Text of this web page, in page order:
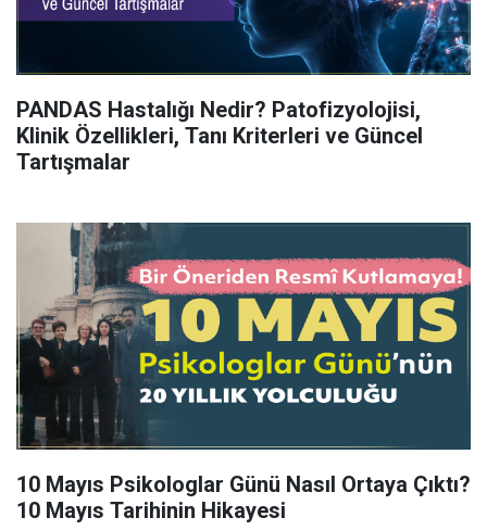
PANDAS Hastalığı Nedir? Patofizyolojisi,
Klinik Özellikleri, Tanı Kriterleri ve Güncel
Tartışmalar
10 Mayıs Psikologlar Günü Nasıl Ortaya Çıktı?
10 Mayıs Tarihinin Hikayesi